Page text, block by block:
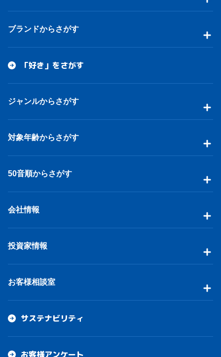
ブランドからさがす
「好き」をさがす
ジャンルからさがす
対象年齢からさがす
50音順からさがす
会社情報
投資家情報
お客様相談室
サステナビリティ
お客様アンケート